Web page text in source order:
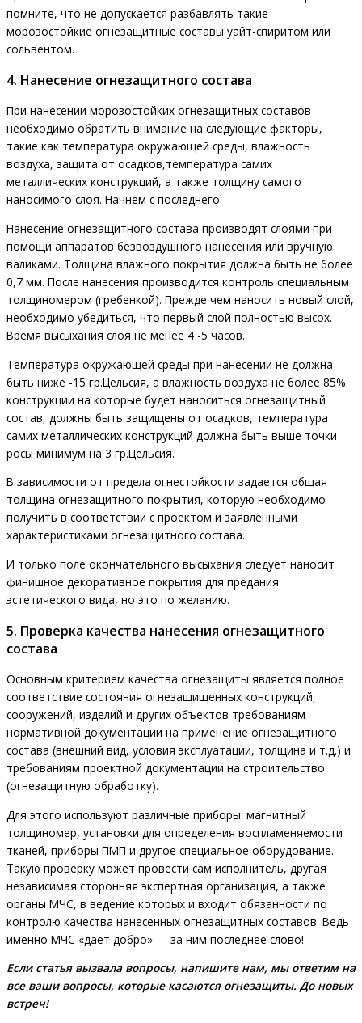
помните, что не допускается разбавлять такие
морозостойкие огнезащитные составы уайт-спиритом или
сольвентом.
4. Нанесение огнезащитного состава
При нанесении морозостойких огнезащитных составов
необходимо обратить внимание на следующие факторы,
такие как температура окружающей среды, влажность
воздуха, защита от осадков,температура самих
металлических конструкций, а также толщину самого
наносимого слоя. Начнем с последнего.
Нанесение огнезащитного состава производят слоями при
помощи аппаратов безвоздушного нанесения или вручную
валиками. Толщина влажного покрытия должна быть не более
0,7 мм. После нанесения производится контроль специальным
толщиномером (гребенкой). Прежде чем наносить новый слой,
необходимо убедиться, что первый слой полностью высох.
Время высыхания слоя не менее 4 -5 часов.
Температура окружающей среды при нанесении не должна
быть ниже -15 гр.Цельсия, а влажность воздуха не более 85%.
конструкции на которые будет наноситься огнезащитный
состав, должны быть защищены от осадков, температура
самих металлических конструкций должна быть выше точки
росы минимум на 3 гр.Цельсия.
В зависимости от предела огнестойкости задается общая
толщина огнезащитного покрытия, которую необходимо
получить в соответствии с проектом и заявленными
характеристиками огнезащитного состава.
И только поле окончательного высыхания следует наносит
финишное декоративное покрытия для предания
эстетического вида, но это по желанию.
5. Проверка качества нанесения огнезащитного
состава
Основным критерием качества огнезащиты является полное
соответствие состояния огнезащищенных конструкций,
сооружений, изделий и других объектов требованиям
нормативной документации на применение огнезащитного
состава (внешний вид, условия эксплуатации, толщина и т.д.) и
требованиям проектной документации на строительство
(огнезащитную обработку).
Для этого используют различные приборы: магнитный
толщиномер, установки для определения воспламеняемости
тканей, приборы ПМП и другое специальное оборудование.
Такую проверку может провести сам исполнитель, другая
независимая сторонняя экспертная организация, а также
органы МЧС, в ведение которых и входит обязанности по
контролю качества нанесенных огнезащитных составов. Ведь
именно МЧС «дает добро» — за ним последнее слово!
Если статья вызвала вопросы, напишите нам, мы ответим на
все ваши вопросы, которые касаются огнезащиты. До новых
встреч!